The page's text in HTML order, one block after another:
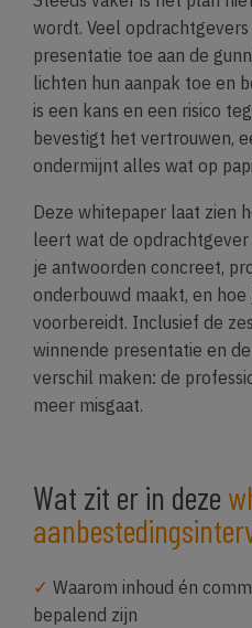
wordt. Veel
presentatie toe aan de
lichten hun aanpak toe en
is een kans en een risico
bevestigt het vertrouwen,
ondermijnt alles wat op
Deze whitepaper laat zien
leert wat de
je antwoorden concreet,
onderbouwd maakt, en
voorbereidt. Inclusief de
winnende presentatie en
verschil maken: de
meer misgaat.
Wat zit er in deze
✓ Waarom inhoud én
bepalend zijn